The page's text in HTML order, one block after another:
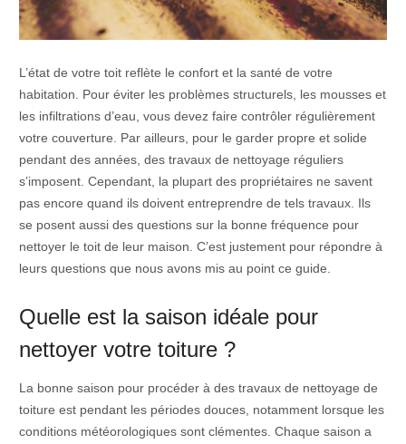
L’état de votre toit reflète le confort et la santé de votre
habitation. Pour éviter les problèmes structurels, les mousses et
les infiltrations d’eau, vous devez faire contrôler régulièrement
votre couverture. Par ailleurs, pour le garder propre et solide
pendant des années, des travaux de nettoyage réguliers
s’imposent. Cependant, la plupart des propriétaires ne savent
pas encore quand ils doivent entreprendre de tels travaux. Ils
se posent aussi des questions sur la bonne fréquence pour
nettoyer le toit de leur maison. C’est justement pour répondre à
leurs questions que nous avons mis au point ce guide.
Quelle est la saison idéale pour
nettoyer votre toiture ?
La bonne saison pour procéder à des travaux de nettoyage de
toiture est pendant les périodes douces, notamment lorsque les
conditions météorologiques sont clémentes. Chaque saison a